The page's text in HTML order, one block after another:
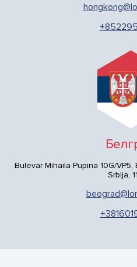
Bulevar Mihaila Pupina 10G/VP5,
Srbija,